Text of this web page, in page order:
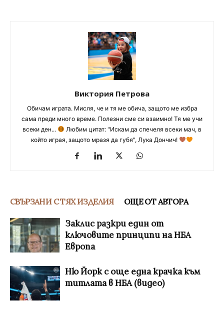
Виктория Петрова
Обичам играта. Мисля, че и тя ме обича, защото ме избра
сама преди много време. Полезни сме си взаимно! Тя ме учи
всеки ден...
Любим цитат: "Искам да спечеля всеки мач, в
който играя, защото мразя да губя", Лука Дончич!
СВЪРЗАНИ С ТЯХ ИЗДЕЛИЯ ОЩЕ ОТ АВТОРА
Заклис разкри един от
ключовите принципи на НБА
Европа
Ню Йорк с още една крачка към
титлата в НБА (видео)